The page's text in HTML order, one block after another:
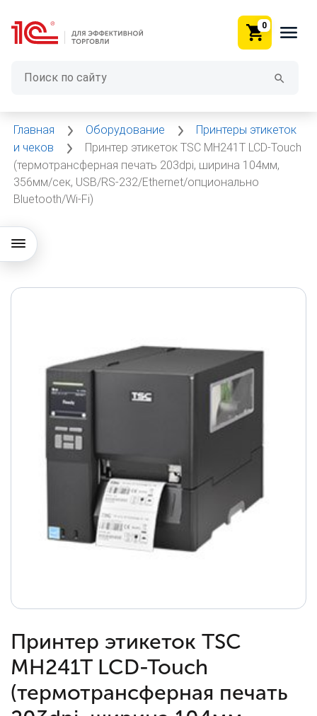
0
Главная Оборудование
Принтеры этикеток
и чеков
Принтер этикеток TSC MH241T LCD-Touch
(термотрансферная печать 203dpi, ширина 104мм,
356мм/сек, USB/RS-232/Ethernet/опционально
Bluetooth/Wi-Fi)
Принтер этикеток TSC
MH241T LCD-Touch
(термотрансферная печать